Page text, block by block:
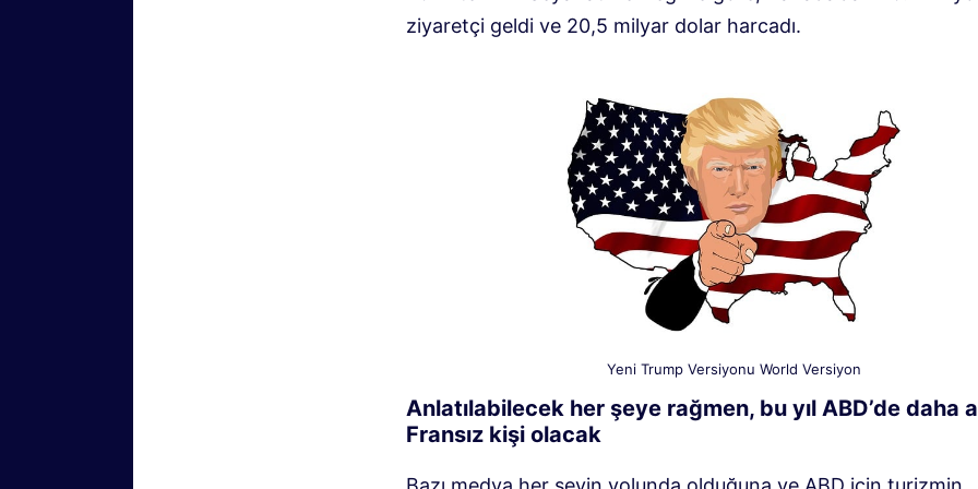
ziyaretçi geldi ve 20,5 milyar dolar harcadı.
Yeni Trump Versiyonu World Versiyon
Anlatılabilecek her şeye rağmen, bu yıl ABD’de daha
Fransız kişi olacak